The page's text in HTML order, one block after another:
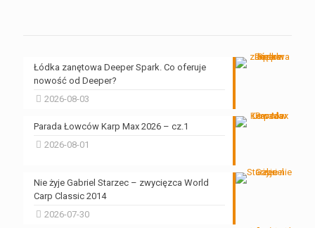
Łódka zanętowa Deeper Spark. Co oferuje
nowość od Deeper?
2026-08-03
Parada Łowców Karp Max 2026 – cz.1
2026-08-01
Nie żyje Gabriel Starzec – zwycięzca World
Carp Classic 2014
2026-07-30